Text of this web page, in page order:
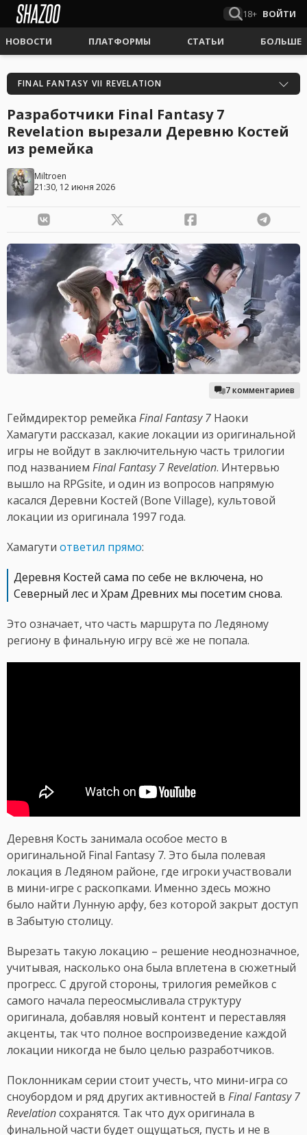
18+ ВОЙТИ
НОВОСТИ ПЛАТФОРМЫ СТАТЬИ БОЛЬШЕ
FINAL FANTASY VII REVELATION
Разработчики Final Fantasy 7
Revelation вырезали Деревню Костей
из ремейка
Miltroen
21:30, 12 июня 2026
7 комментариев
Геймдиректор ремейка Final Fantasy 7 Наоки
Хамагути рассказал, какие локации из оригинальной
игры не войдут в заключительную часть трилогии
под названием Final Fantasy 7 Revelation. Интервью
вышло на RPGsite, и один из вопросов напрямую
касался Деревни Костей (Bone Village), культовой
локации из оригинала 1997 года.
Хамагути ответил прямо:
Деревня Костей сама по себе не включена, но
Северный лес и Храм Древних мы посетим снова.
Это означает, что часть маршрута по Ледяному
региону в финальную игру всё же не попала.
Деревня Кость занимала особое место в
оригинальной Final Fantasy 7. Это была полевая
локация в Ледяном районе, где игроки участвовали
в мини-игре с раскопками. Именно здесь можно
было найти Лунную арфу, без которой закрыт доступ
в Забытую столицу.
Вырезать такую локацию – решение неоднозначное,
учитывая, насколько она была вплетена в сюжетный
прогресс. С другой стороны, трилогия ремейков с
самого начала переосмысливала структуру
оригинала, добавляя новый контент и переставляя
акценты, так что полное воспроизведение каждой
локации никогда не было целью разработчиков.
Поклонникам серии стоит учесть, что мини-игра со
сноубордом и ряд других активностей в Final Fantasy 7
Revelationсохранятся. Так что дух оригинала в
финальной части будет ощущаться, пусть и не в